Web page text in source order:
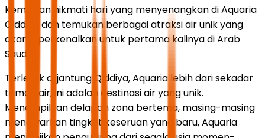
Kemudian nikmati hari yang menyenangkan di Aquaria
Qiddiya dan temukan berbagai atraksi air unik yang
akan diperkenalkan untuk pertama kalinya di Arab
Saudi.
Terletak di jantung Qiddiya, Aquaria lebih dari sekadar
taman air; ini adalah destinasi air yang unik.
Menampilkan delapan zona bertema, masing-masing
menawarkan tingkat keseruan yang baru, Aquaria